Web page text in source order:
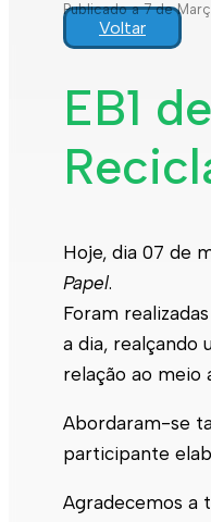
Publicado a 7 de
Voltar
EB1
Hoje, dia 07 de
Papel.
Foram
a dia, realçando
relação ao meio
Abordaram-se
participante
Agradecemos a